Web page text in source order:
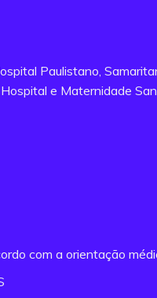
Paulistano,
e Maternidade
com a orientação